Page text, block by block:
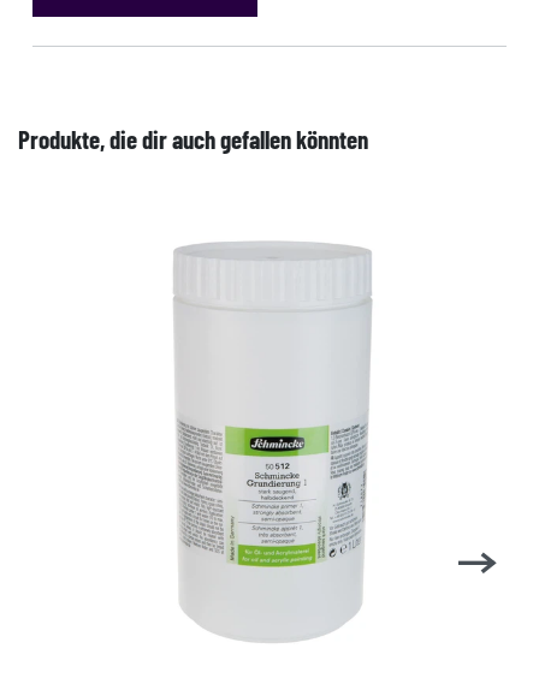
Produkte, die dir auch gefallen könnten